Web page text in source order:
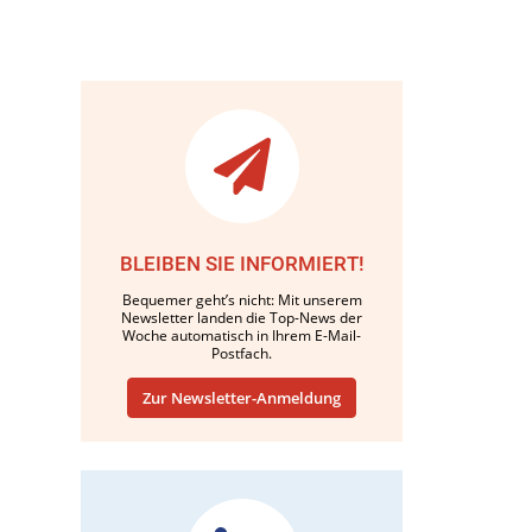
BLEIBEN SIE INFORMIERT!
Bequemer geht’s nicht: Mit unserem
Newsletter landen die Top-News der
Woche automatisch in Ihrem E-Mail-
Postfach.
Zur Newsletter-Anmeldung